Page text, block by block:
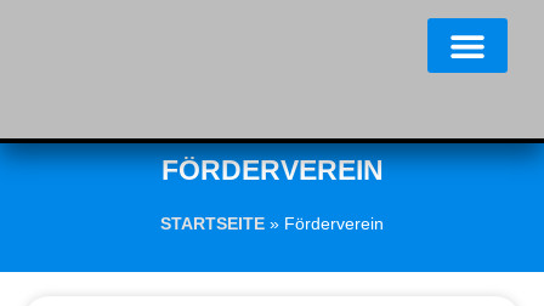
FÖRDERVEREIN
STARTSEITE » Förderverein